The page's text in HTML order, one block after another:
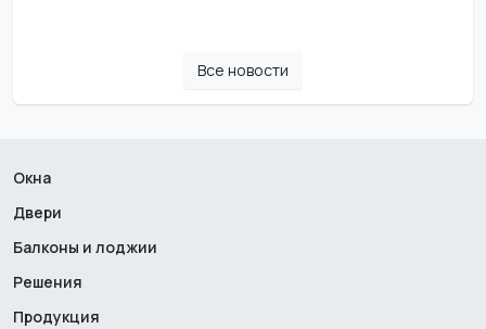
Все новости
Окна
Двери
Балконы и лоджии
Решения
Продукция